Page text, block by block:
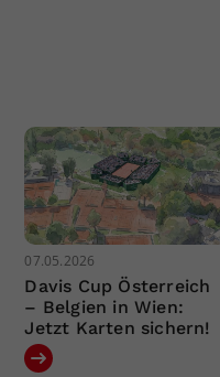
07.05.2026
Davis Cup Österreich
– Belgien in Wien:
Jetzt Karten sichern!